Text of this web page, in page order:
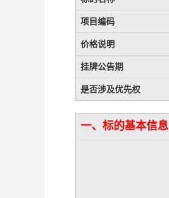
项目编码
价格说明
挂牌公告期
是否涉及优先权
一、标的基本信息